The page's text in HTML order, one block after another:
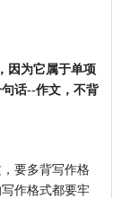
因为它属于单项
话--作文，不背
要多背写作格
作格式都要牢